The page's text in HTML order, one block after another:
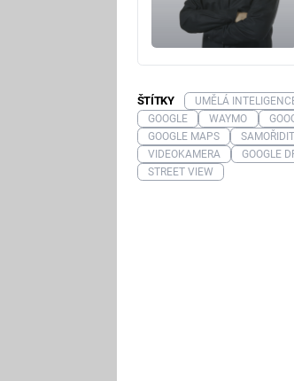
ŠTÍTKY UMĚLÁ
GOOGLE
WAYMO
GOOGLE MAPS
VIDEOKAMERA
GOOGLE
STREET VIEW